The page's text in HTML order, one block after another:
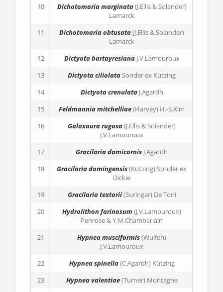
10
Dichotomaria marginata(J.Ellis & Solander)
Lamarck
11
Dichotomaria obtusata(J.Ellis & Solander)
Lamarck
12
Dictyota bartayresiana J.V.Lamouroux
13
Dictyota ciliolataSonder ex Kützing
14
Dictyota crenulata J.Agardh
15
Feldmannia mitchelliae(Harvey) H.-S.Kim
16
Galaxaura rugosa(J.Ellis & Solander)
J.V.Lamouroux
17
Gracilaria damicornis J.Agardh
18
Gracilaria domingensis(Kützing) Sonder ex
Dickie
19
Gracilaria textorii(Suringar) De Toni
20
Hydrolithon farinosum (J.V.Lamouroux)
Penrose & Y.M.Chamberlain
21
Hypnea musciformis(Wulfen)
J.V.Lamouroux
22
Hypnea spinella(C.Agardh) Kützing
23
Hypnea valentiae(Turner) Montagne